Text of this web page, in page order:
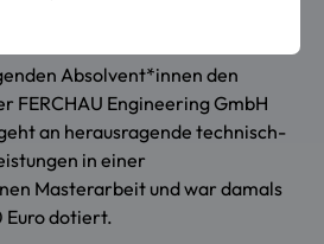
Absolvent*innen den
FERCHAU Engineering GmbH
an herausragende technisch-
in einer
Masterarbeit und war damals
Euro dotiert.